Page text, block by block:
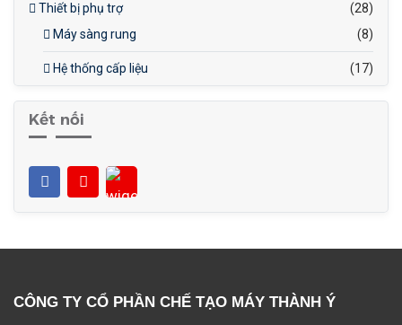
Thiết bị phụ trợ
(28)
Máy sàng rung
(8)
Hệ thống cấp liệu (17)
Kết nối
CÔNG TY CỔ PHẦN CHẾ TẠO MÁY THÀNH Ý